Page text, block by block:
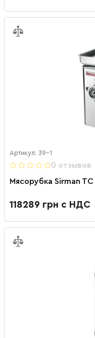
Артикул: 39-1
0 отзывов
Мясорубка Sirman TC
118289 грн с НДС